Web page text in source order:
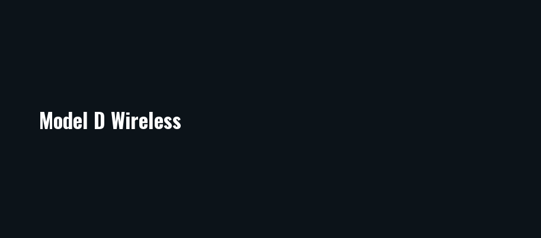
Model D Wireless